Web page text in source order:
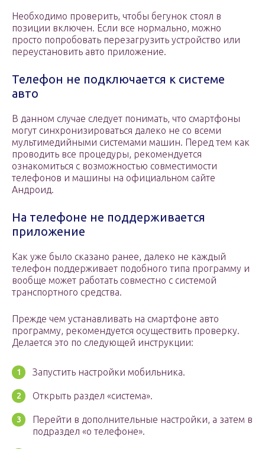
Необходимо проверить, чтобы бегунок стоял в
позиции включен. Если все нормально, можно
просто попробовать перезагрузить устройство или
переустановить авто приложение.
Телефон не подключается к системе
авто
В данном случае следует понимать, что смартфоны
могут синхронизироваться далеко не со всеми
мультимедийными системами машин. Перед тем как
проводить все процедуры, рекомендуется
ознакомиться с возможностью совместимости
телефонов и машины на официальном сайте
Андроид.
На телефоне не поддерживается
приложение
Как уже было сказано ранее, далеко не каждый
телефон поддерживает подобного типа программу и
вообще может работать совместно с системой
транспортного средства.
Прежде чем устанавливать на смартфоне авто
программу, рекомендуется осуществить проверку.
Делается это по следующей инструкции:
Запустить настройки мобильника.
Открыть раздел «система».
Перейти в дополнительные настройки, а затем в
подраздел «о телефоне».